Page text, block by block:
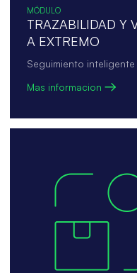
MÓDULO
TRAZABILIDAD Y
A EXTREMO
Seguimiento
Mas informacion